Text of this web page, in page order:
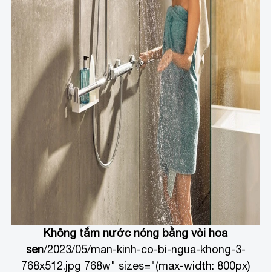
Không tắm nước nóng bằng vòi hoa
sen/2023/05/man-kinh-co-bi-ngua-khong-3-
768x512.jpg 768w" sizes="(max-width: 800px)